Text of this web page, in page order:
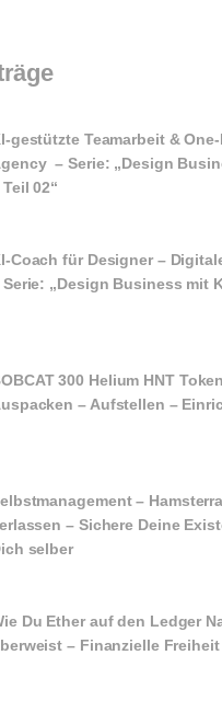
gestützte Teamarbeit &
– Serie: „Design
Teil 02“
Coach für Designer –
Serie: „Design Business mit
300 Helium HNT
– Aufstellen –
–
– Sichere Deine
selber
Du Ether auf den Ledger
– Finanzielle